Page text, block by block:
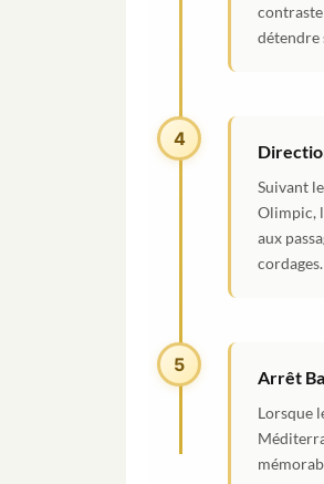
contraste
détendre
4
Suivant
Olimpic,
aux
cordages.
5
Arrêt
Lorsque